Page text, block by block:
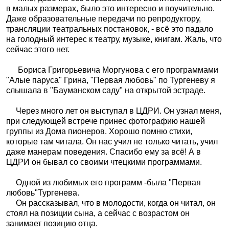
в малых размерах, было это интересно и поучительно.
Даже образовательные передачи по репродуктору,
трансляции театральных постановок, - всё это падало
на голодный интерес к театру, музыке, книгам. Жаль, что
сейчас этого нет.
Бориса Григорьевича Моргунова с его программами
"Алые паруса" Грина, "Первая любовь" по Тургеневу я
слышала в "Бауманском саду" на открытой эстраде.
Через много лет он выступал в ЦДРИ. Он узнал меня,
при следующей встрече принес фотографию нашей
группы из Дома пионеров. Хорошо помню стихи,
которые там читала. Он нас учил не только читать, учил
даже манерам поведения. Спасибо ему за всё! А в
ЦДРИ он бывал со своими чтецкими программами.
Одной из любимых его программ -была "Первая
любовь"Тургенева.
Он рассказывал, что в молодости, когда он читал, он
стоял на позиции сына, а сейчас с возрастом он
занимает позицию отца.